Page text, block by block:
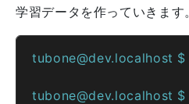
学習データを作っていきます。
tubone@dev.localhost $
tubone@dev.localhost $